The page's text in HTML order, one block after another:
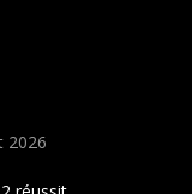
2026